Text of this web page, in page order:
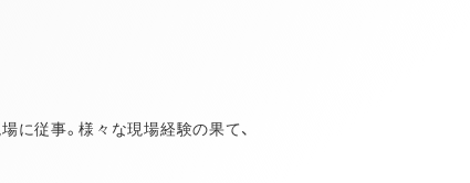
に従事。様々な現場経験の果て、